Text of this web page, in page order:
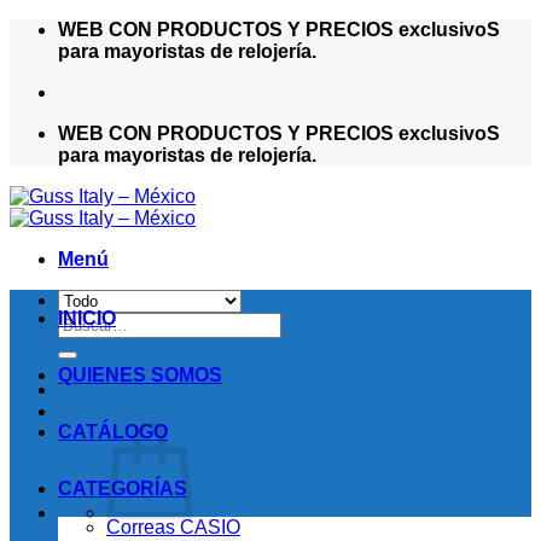
SaltarWEB CON PRODUCTOS Y PRECIOS exclusivoS
para mayoristas de relojería.
WEB CON PRODUCTOS Y PRECIOS exclusivoS
para mayoristas de relojería.
Menú
Buscar
por:
INICIO
QUIENES SOMOS
CATÁLOGO
CATEGORÍAS
Correas CASIO